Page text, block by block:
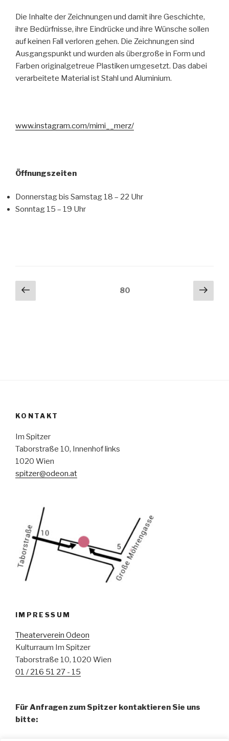
Die Inhalte der Zeichnungen und damit ihre Geschichte,
ihre Bedürfnisse, ihre Eindrücke und ihre Wünsche sollen
auf keinen Fall verloren gehen. Die Zeichnungen sind
Ausgangspunkt und wurden als übergroße in Form und
Farben originalgetreue Plastiken umgesetzt. Das dabei
verarbeitete Material ist Stahl und Aluminium.
www.instagram.com/mimi__merz/
Öffnungszeiten
Donnerstag bis Samstag 18 – 22 Uhr
Sonntag 15 – 19 Uhr
Beitragsnavigation
Vorherige
Seite
80
KONTAKT
Im Spitzer
Taborstraße 10, Innenhof links
1020 Wien
spitzer@odeon.at
IMPRESSUM
Theaterverein Odeon
Kulturraum Im Spitzer
Taborstraße 10, 1020 Wien
01 / 216 51 27 - 15
Für Anfragen zum Spitzer kontaktieren Sie uns
bitte: